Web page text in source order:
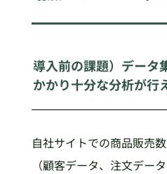
導入前の課題）データ
かかり十分な分析が行
自社サイトでの商品販売
（顧客データ、注文デー